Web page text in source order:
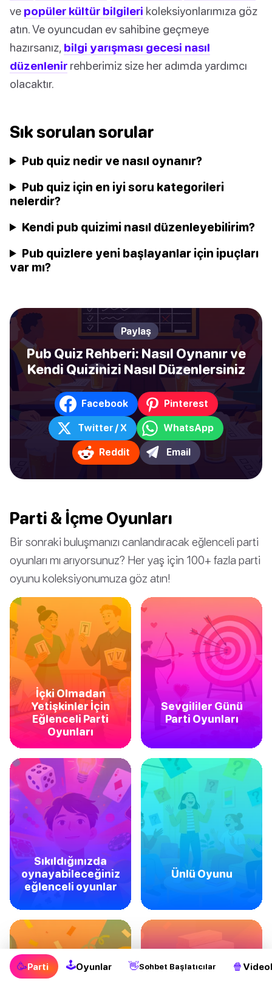
ve popüler kültür bilgileri koleksiyonlarımıza göz
atın. Ve oyuncudan ev sahibine geçmeye
hazırsanız, bilgi yarışması gecesi nasıl
düzenlenir rehberimiz size her adımda yardımcı
olacaktır.
Sık sorulan sorular
Pub quiz nedir ve nasıl oynanır?
Pub quiz için en iyi soru kategorileri
nelerdir?
Kendi pub quizimi nasıl düzenleyebilirim?
Pub quizlere yeni başlayanlar için ipuçları
var mı?
Paylaş
Pub Quiz Rehberi: Nasıl Oynanır ve
Kendi Quizinizi Nasıl Düzenlersiniz
Facebook Pinterest
Twitter / X WhatsApp
Reddit Email
🥳Parti 🕹Oyunlar 👋Sohbet Başlatıcılar 🍿
Parti & İçme Oyunları
Bir sonraki buluşmanızı canlandıracak eğlenceli parti
oyunları mı arıyorsunuz? Her yaş için 100+ fazla parti
oyunu koleksiyonumuza göz atın!
İçki Olmadan
Yetişkinler İçin
Eğlenceli Parti
Oyunları
Sevgililer Günü
Parti Oyunları
Sıkıldığınızda
oynayabileceğiniz
eğlenceli oyunlar
Ünlü Oyunu